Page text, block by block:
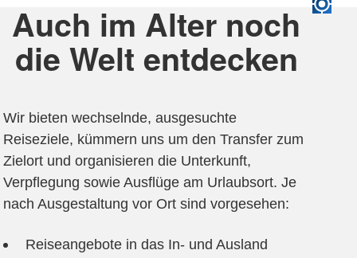
Auch im Alter noch
die Welt entdecken
Wir bieten wechselnde, ausgesuchte
Reiseziele, kümmern uns um den Transfer zum
Zielort und organisieren die Unterkunft,
Verpflegung sowie Ausflüge am Urlaubsort. Je
nach Ausgestaltung vor Ort sind vorgesehen:
Reiseangebote in das In- und Ausland